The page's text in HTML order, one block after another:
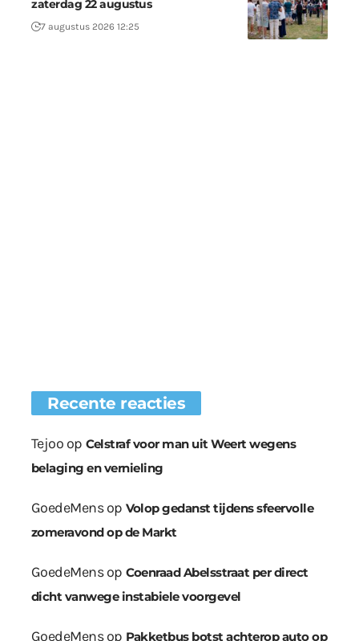
zaterdag 22 augustus
7 augustus 2026 12:25
Recente reacties
Tejoo op Celstraf voor man uit Weert wegens
belaging en vernieling
GoedeMensop Volop gedanst tijdens sfeervolle
zomeravond op de Markt
GoedeMensop Coenraad Abelsstraat per direct
dicht vanwege instabiele voorgevel
GoedeMensop Pakketbus botst achterop auto op